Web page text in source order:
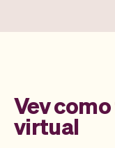
Vev
virtual